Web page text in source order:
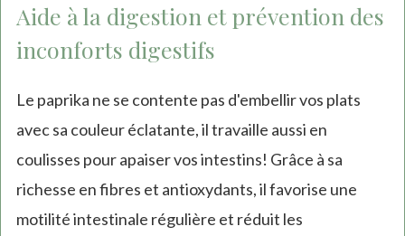
Aide à la digestion et prévention des
inconforts digestifs
Le paprika ne se contente pas d'embellir vos plats
avec sa couleur éclatante, il travaille aussi en
coulisses pour apaiser vos intestins! Grâce à sa
richesse en fibres et antioxydants, il favorise une
motilité intestinale régulière et réduit les